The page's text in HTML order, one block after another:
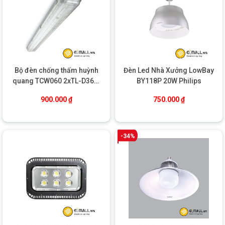
Thông số kỹ thuật
Mã sản phẩm
BY218P LED90 PSU Philips
Công suất
Quang thông
9.000 lumen ± 5%
Hiệu suất chiếu sáng
≥100 lm/W
Chỉ số hoàn màu (CRI)
Điện áp hoạt động
Chuẩn bảo vệ
IP65 (chống bụi, nước)
Vật liệu
Trọng lượng
~2.2kg
Bảo hành
2 – 3 năm (tùy chính sách phân phối)
HƯỚNG DẪN LẮP ĐẶT VÀ SỬ DỤNG
Quy trình lắp đặt đèn BY218P LED90 PSU rất đơn giản
có thể thực hiện theo các bước sau:
Bộ đèn chống thấm huỳnh
quang TCW060 2xTL-D36W
900.000₫
Đèn Led Nhà Xưởng LowBay
BY118P 20W Philips
750.000₫
-34%